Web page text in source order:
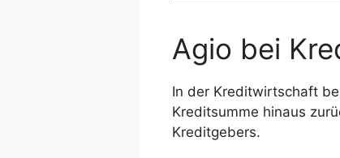
Agio bei
In der Kreditwirtschaft
Kreditsumme hinaus
Kreditgebers.